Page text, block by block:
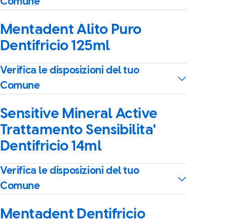
Mentadent Alito Puro
Dentifricio 125ml
Verifica le disposizioni del tuo
Comune
Sensitive Mineral Active
Trattamento Sensibilita'
Dentifricio 14ml
Verifica le disposizioni del tuo
Comune
Mentadent Dentifricio